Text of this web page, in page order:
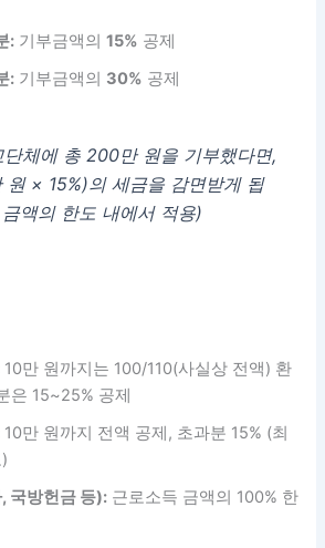
: 기부금액의15% 공제
: 기부금액의 30% 공제
단체에 총 200만 원을 기부했다면,
× 15%)의 세금을 감면받게 됩
액의 한도 내에서 적용)
10만 원까지는 100/110(사실상 전액) 환
은 15~25% 공제
10만 원까지 전액 공제, 초과분 15% (최
국방헌금 등): 근로소득 금액의 100% 한